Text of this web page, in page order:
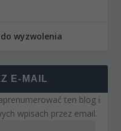
wyzwolenia
E-MAIL
ten blog i
wpisach przez email.